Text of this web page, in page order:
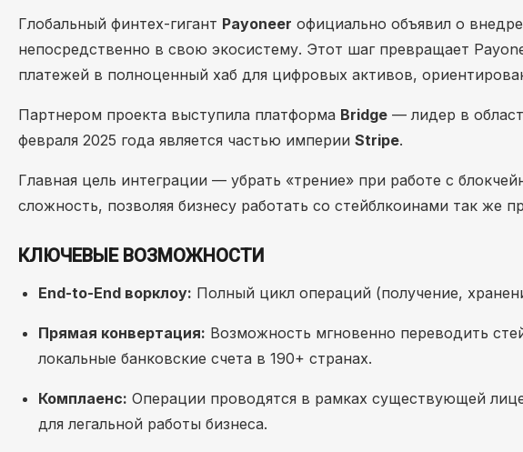
Глобальный финтех-гигант Payoneer официально объявил о
непосредственно в свою экосистему. Этот шаг превращает
платежей в полноценный хаб для цифровых активов,
Партнером проекта выступила платформа Bridge — лидер в
февраля 2025 года является частью империи Stripe.
Главная цель интеграции — убрать «трение» при работе с
сложность, позволяя бизнесу работать со стейблкоинами так же
КЛЮЧЕВЫЕ ВОЗМОЖНОСТИ
End-to-End ворклоу: Полный цикл операций (получение,
Прямая конвертация: Возможность мгновенно переводить
локальные банковские счета в 190+ странах.
Комплаенс: Операции проводятся в рамках существующей
для легальной работы бизнеса.